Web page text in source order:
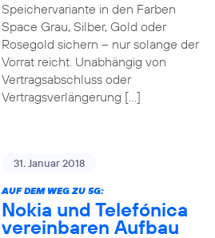
Speichervariante in den Farben
Space Grau, Silber, Gold oder
Rosegold sichern – nur solange der
Vorrat reicht. Unabhängig von
Vertragsabschluss oder
Vertragsverlängerung […]
31. Januar 2018
AUF DEM WEG ZU 5G:
Nokia und Telefónica
vereinbaren Aufbau